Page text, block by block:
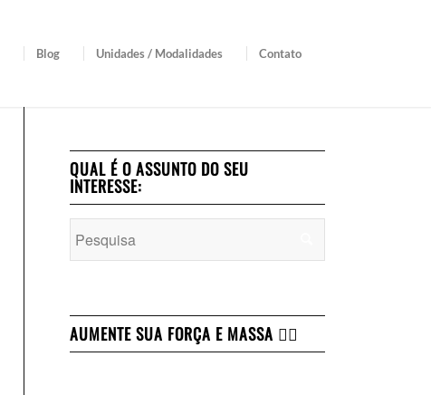
Blog Unidades / Modalidades Contato
QUAL É O ASSUNTO DO SEU
INTERESSE:
AUMENTE SUA FORÇA E MASSA 👇🏻